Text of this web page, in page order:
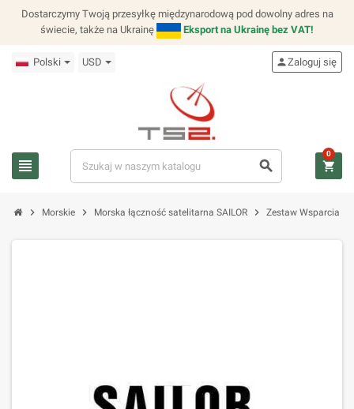
Dostarczymy Twoją przesyłkę międzynarodową pod dowolny adres na
świecie, także na Ukrainę
Eksport na Ukrainę bez VAT!
Polski USD
view_headline search
personZaloguj się
shopping_cart
0
chevron_right Morskie chevron_right Morska łączność satelitarna SAILOR chevron_right Zestaw Wsparcia